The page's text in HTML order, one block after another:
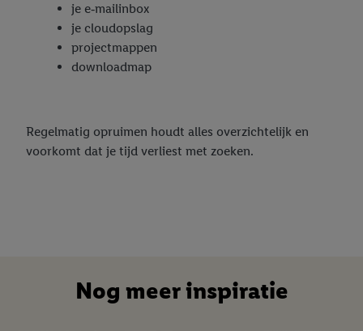
je e‑mailinbox
je cloudopslag
projectmappen
downloadmap
Regelmatig opruimen houdt alles overzichtelijk en
voorkomt dat je tijd verliest met zoeken.
Nog meer inspiratie